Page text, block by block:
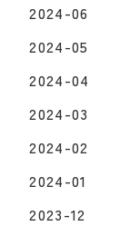
2024-06
2024-05
2024-04
2024-03
2024-02
2024-01
2023-12